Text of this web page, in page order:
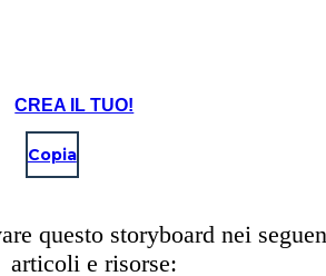
CREA IL TUO!
Copia
questo storyboard nei
articoli e risorse: